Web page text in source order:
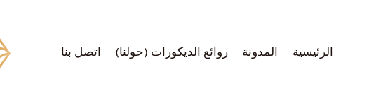
الرئيسية المدونة روائع الديكورات (حولنا) اتصل بنا